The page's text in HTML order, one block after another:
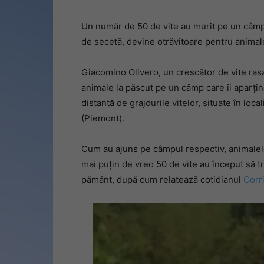
Un număr de 50 de vite au murit pe un
de secetă, devine otrăvitoare pentru
Giacomino Olivero, un crescător de vite
animale la păscut pe un câmp care îi
distanță de grajdurile vitelor, situate în
(Piemont).
Cum au ajuns pe câmpul respectiv,
mai puțin de vreo 50 de vite au început să
pământ, după cum relatează cotidianul